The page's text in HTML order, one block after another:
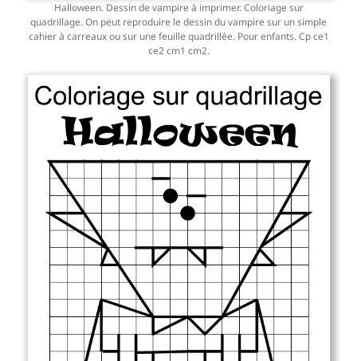
Halloween. Dessin de vampire à imprimer. Coloriage sur
quadrillage. On peut reproduire le dessin du vampire sur un simple
cahier à carreaux ou sur une feuille quadrillée. Pour enfants. Cp ce1
ce2 cm1 cm2.